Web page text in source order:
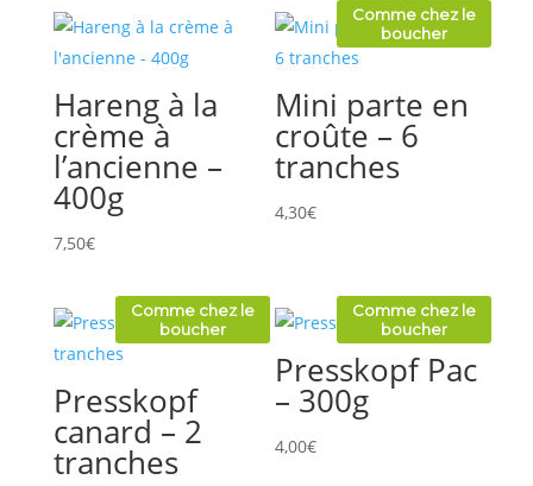
Hareng à la
crème à
l’ancienne –
400g
7,50€
Comme chez le
boucher
Mini parte en
croûte – 6
tranches
4,30€
Comme chez le
boucher
Presskopf
canard – 2
tranches
Comme chez le
boucher
Presskopf Pac
– 300g
4,00€